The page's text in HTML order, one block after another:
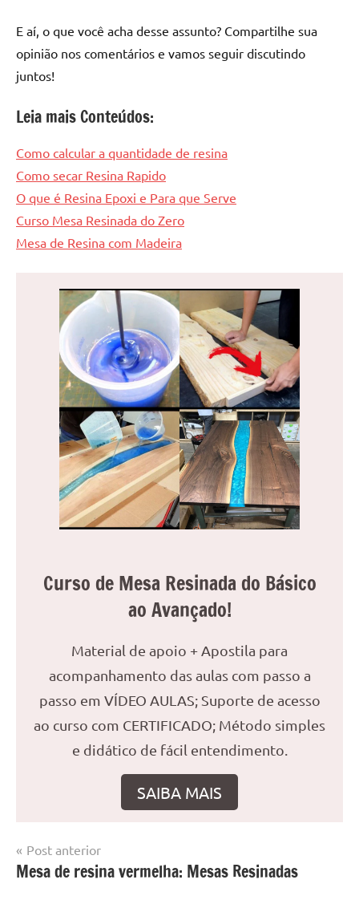
E aí, o que você acha desse assunto? Compartilhe sua
opinião nos comentários e vamos seguir discutindo
juntos!
Leia mais Conteúdos:
Como calcular a quantidade de resina
Como secar Resina Rapido
O que é Resina Epoxi e Para que Serve
Curso Mesa Resinada do Zero
Mesa de Resina com Madeira
Curso de Mesa Resinada do Básico
ao Avançado!
Material de apoio + Apostila para
acompanhamento das aulas com passo a
passo em VÍDEO AULAS; Suporte de acesso
ao curso com CERTIFICADO; Método simples
e didático de fácil entendimento.
SAIBA MAIS
Marcado
com
Mesa
resinada
Navegação
de
Post anterior
Mesa de resina vermelha: Mesas Resinadas